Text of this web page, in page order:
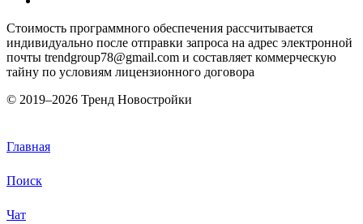
Стоимость программного обеспечения рассчитывается
индивидуально после отправки запроса на адрес электронной
почты trendgroup78@gmail.com и составляет коммерческую
тайну по условиям лицензионного договора
© 2019–2026 Тренд Новостройки
Главная
Поиск
Чат